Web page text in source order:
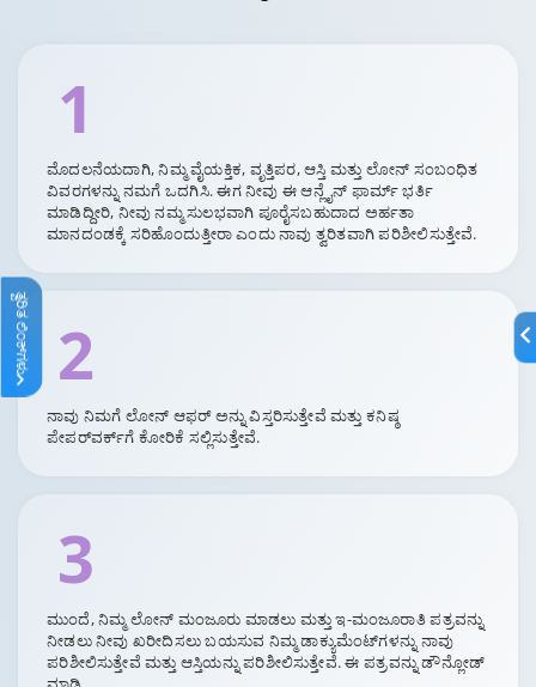
1
ಮೊದಲನೆಯದಾಗಿ, ನಿಮ್ಮ ವೈಯಕ್ತಿಕ, ವೃತ್ತಿಪರ, ಆಸ್ತಿ ಮತ್ತು ಲೋನ್ ಸಂಬಂಧಿತ
ವಿವರಗಳನ್ನು ನಮಗೆ ಒದಗಿಸಿ. ಈಗ ನೀವು ಈ ಆನ್ಲೈನ್ ಫಾರ್ಮ್ ಭರ್ತಿ
ಮಾಡಿದ್ದೀರಿ, ನೀವು ನಮ್ಮ ಸುಲಭವಾಗಿ ಪೂರೈಸಬಹುದಾದ ಅರ್ಹತಾ
ಮಾನದಂಡಕ್ಕೆ ಸರಿಹೊಂದುತ್ತೀರಾ ಎಂದು ನಾವು ತ್ವರಿತವಾಗಿ ಪರಿಶೀಲಿಸುತ್ತೇವೆ.
2
ನಾವು ನಿಮಗೆ ಲೋನ್ ಆಫರ್ ಅನ್ನು ವಿಸ್ತರಿಸುತ್ತೇವೆ ಮತ್ತು ಕನಿಷ್ಠ
ಪೇಪರ್‌ವರ್ಕ್‌ಗೆ ಕೋರಿಕೆ ಸಲ್ಲಿಸುತ್ತೇವೆ.
3
ಮುಂದೆ, ನಿಮ್ಮ ಲೋನ್ ಮಂಜೂರು ಮಾಡಲು ಮತ್ತು ಇ-ಮಂಜೂರಾತಿ ಪತ್ರವನ್ನು
ನೀಡಲು ನೀವು ಖರೀದಿಸಲು ಬಯಸುವ ನಿಮ್ಮ ಡಾಕ್ಯುಮೆಂಟ್‌ಗಳನ್ನು ನಾವು
ಪರಿಶೀಲಿಸುತ್ತೇವೆ ಮತ್ತು ಆಸ್ತಿಯನ್ನು ಪರಿಶೀಲಿಸುತ್ತೇವೆ. ಈ ಪತ್ರವನ್ನು ಡೌನ್ಲೋಡ್
ತ್ವರಿತ ಲಿಂಕ್‌ಗಳು